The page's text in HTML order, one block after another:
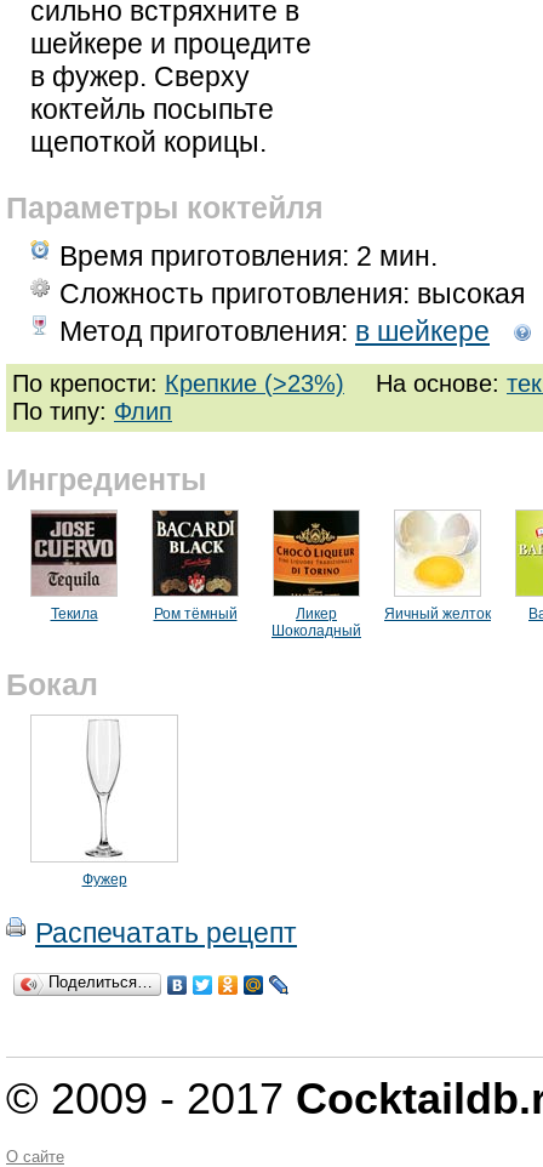
сильно встряхните в
шейкере и процедите
в фужер. Сверху
коктейль посыпьте
щепоткой корицы.
Параметры коктейля
Время приготовления: 2 мин.
Сложность приготовления: высокая
Метод приготовления: в шейкере
По крепости: Крепкие (>23%) На основе:
По типу: Флип
Ингредиенты
Текила Ром тёмный
Ликер
Шоколадный
Яичный желток
Бокал
Фужер
Распечатать рецепт
Поделиться…
© 2009 - 2017
О сайте